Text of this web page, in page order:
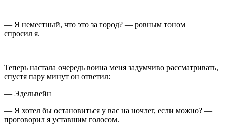
— Я неместный, что это за город? — ровным тоном
спросил я.
Теперь настала очередь воина меня задумчиво рассматривать,
спустя пару минут он ответил:
— Эдельвейн
— Я хотел бы остановиться у вас на ночлег, если можно? —
проговорил я уставшим голосом.